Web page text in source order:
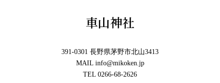
車山神社
391-0301 長野県茅野市北山3413
MAIL info@mikoken.jp
TEL 0266-68-2626